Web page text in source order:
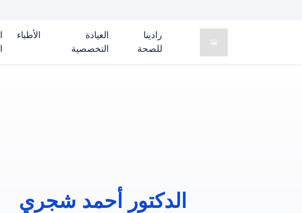
رادینا
للصحة
العیادة
التخصصیة
الأطباء
الدکتور أحمد شجري